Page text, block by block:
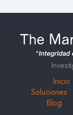
Inicio
Soluciones
Blog